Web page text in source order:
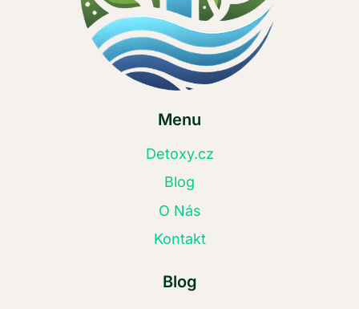
Menu
Detoxy.cz
Blog
O Nás
Kontakt
Blog